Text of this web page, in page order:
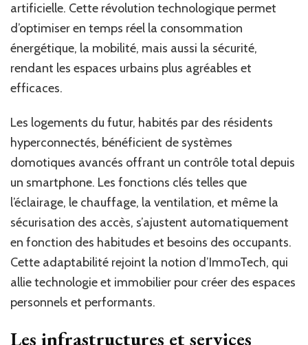
artificielle. Cette révolution technologique permet
d’optimiser en temps réel la consommation
énergétique, la mobilité, mais aussi la sécurité,
rendant les espaces urbains plus agréables et
efficaces.
Les logements du futur, habités par des résidents
hyperconnectés, bénéficient de systèmes
domotiques avancés offrant un contrôle total depuis
un smartphone. Les fonctions clés telles que
l’éclairage, le chauffage, la ventilation, et même la
sécurisation des accès, s’ajustent automatiquement
en fonction des habitudes et besoins des occupants.
Cette adaptabilité rejoint la notion d’ImmoTech, qui
allie technologie et immobilier pour créer des espaces
personnels et performants.
Les infrastructures et services